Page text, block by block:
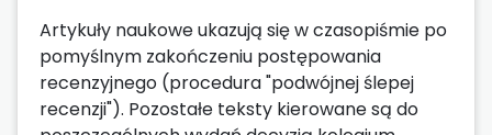
Artykuły naukowe ukazują się w czasopiśmie po
pomyślnym zakończeniu postępowania
recenzyjnego (procedura "podwójnej ślepej
recenzji"). Pozostałe teksty kierowane są do